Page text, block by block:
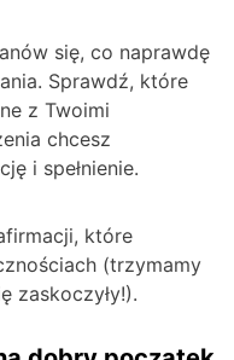
się, co naprawdę
Sprawdź, które
z Twoimi
chcesz
i spełnienie.
które
(trzymamy
zaskoczyły!).